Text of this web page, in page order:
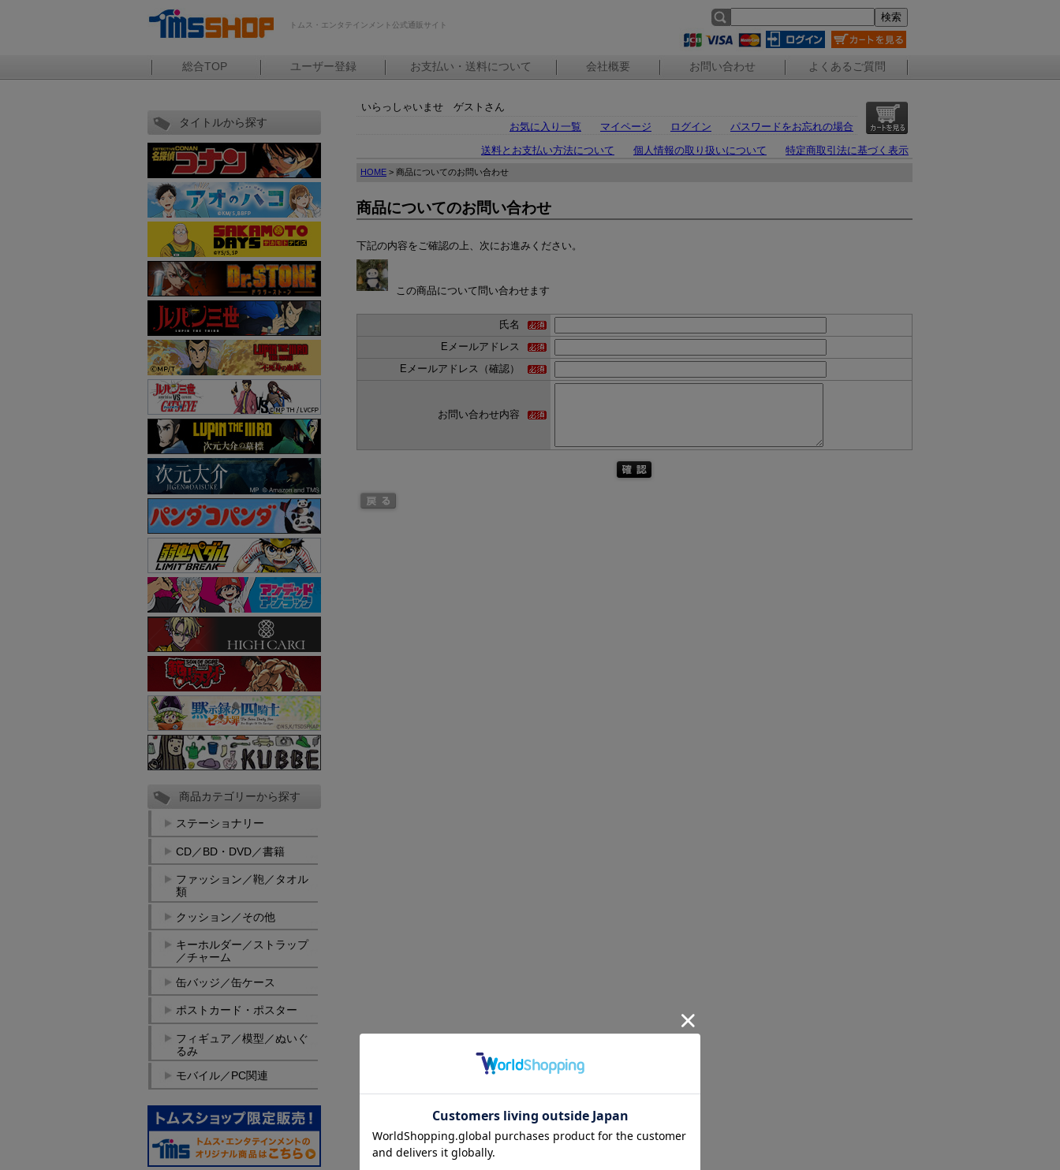
トムス・エンタテインメント公式通販サイト
総合TOP ユーザー登録 お支払い・送料について 会社概要 お問い合わせ よくあるご質問
タイトルから探す
商品カテゴリーから探す
ステーショナリー
CD／BD・DVD／書籍
ファッション／鞄／タオル
類
クッション／その他
キーホルダー／ストラップ
／チャーム
缶バッジ／缶ケース
ポストカード・ポスター
フィギュア／模型／ぬいぐ
るみ
モバイル／PC関連
いらっしゃいませ ゲストさん
お気に入り一覧
マイページ ログイン
パスワードをお忘れの場合
送料とお支払い方法について
個人情報の取り扱いについて 特定商取引法に基づく表示
HOME > 商品についてのお問い合わせ
商品についてのお問い合わせ
下記の内容をご確認の上、次にお進みください。
この商品について問い合わせます
氏名
Eメールアドレス
Eメールアドレス（確認）
お問い合わせ内容